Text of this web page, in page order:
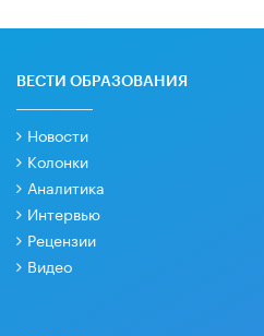
ВЕСТИ ОБРАЗОВАНИЯ
Новости
Колонки
Аналитика
Интервью
Рецензии
Видео